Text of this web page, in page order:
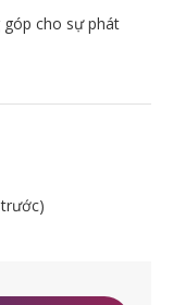
góp cho sự phát